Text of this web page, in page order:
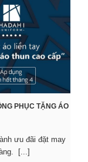
PHỤC TẶNG ÁO
ưu đãi đặt may
[...]